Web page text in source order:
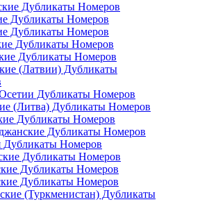
Дубликаты Номеров
Дубликаты Номеров
Дубликаты Номеров
Дубликаты Номеров
Дубликаты Номеров
(Латвии) Дубликаты
Дубликаты Номеров
(Литва) Дубликаты Номеров
Дубликаты Номеров
Дубликаты Номеров
Дубликаты Номеров
Дубликаты Номеров
Дубликаты Номеров
Дубликаты Номеров
(Туркменистан) Дубликаты